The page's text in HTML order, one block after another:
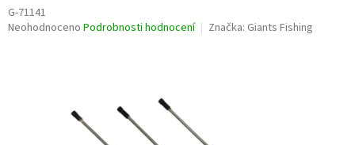
G-71141
Průměrné
Neohodnoceno Podrobnosti hodnocení Značka: Giants Fishing